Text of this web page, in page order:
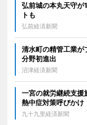
弘前城の本丸天守
トも
弘前経済新聞
清水町の精管工業が
分野初進出
沼津経済新聞
一宮の就労継続支
熱中症対策呼びかけ
九十九里経済新聞